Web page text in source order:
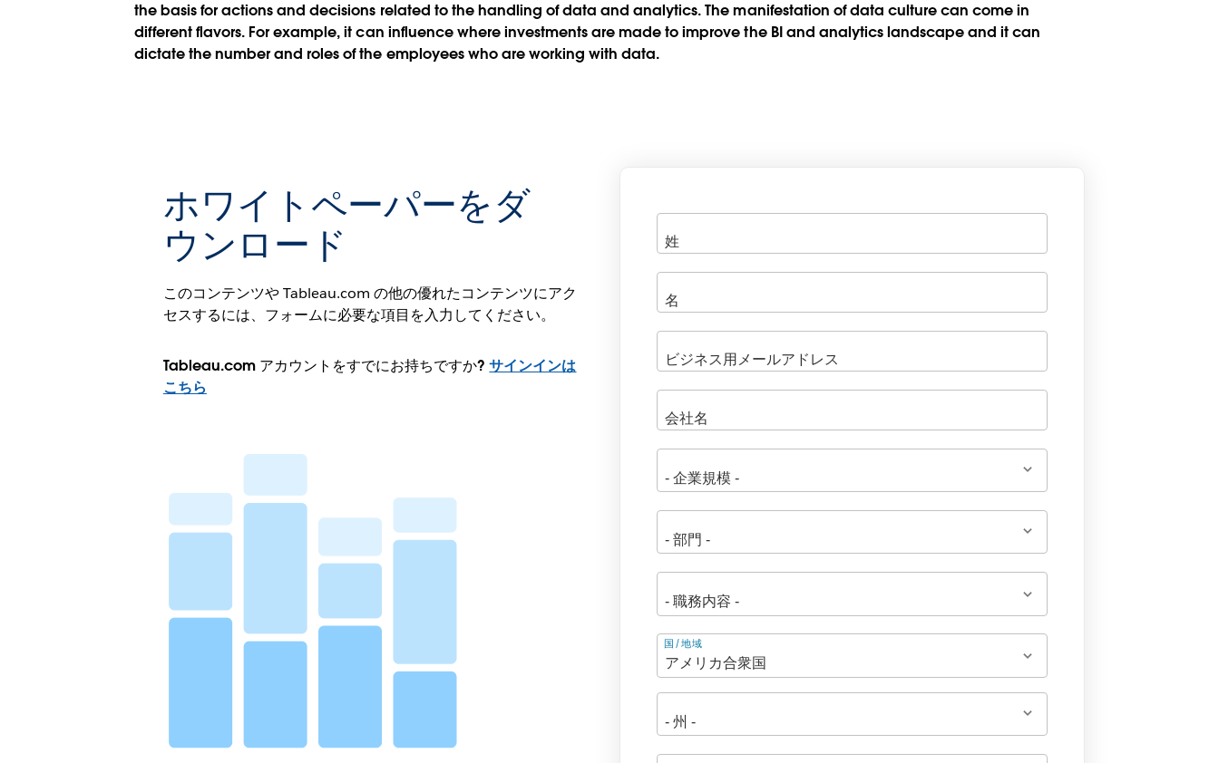
the basis for actions and decisions related to the handling of data and analytics. The manifestation of data culture can come in
different flavors. For example, it can influence where investments are made to improve the BI and analytics landscape and it can
dictate the number and roles of the employees who are working with data.
ホワイトペーパーをダ
ウンロード
このコンテンツや Tableau.com の他の優れたコンテンツにアク
セスするには、フォームに必要な項目を入力してください。
Tableau.com アカウントをすでにお持ちですか?サインインは
こちら
住
所
国/地域